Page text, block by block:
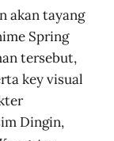
akan tayang
Spring
tersebut,
key visual
Dingin,